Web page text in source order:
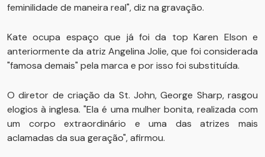
feminilidade de maneira real", diz na gravação.
Kate ocupa espaço que já foi da top Karen Elson e
anteriormente da atriz Angelina Jolie, que foi considerada
"famosa demais" pela marca e por isso foi substituída.
O diretor de criação da St. John, George Sharp, rasgou
elogios à inglesa. "Ela é uma mulher bonita, realizada com
um corpo extraordinário e uma das atrizes mais
aclamadas da sua geração", afirmou.